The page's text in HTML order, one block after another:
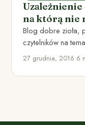
Uzależnienie
na którą nie
Blog dobre zioła,
czytelników na
preparatów. Od
27 grudnia, 2016•6